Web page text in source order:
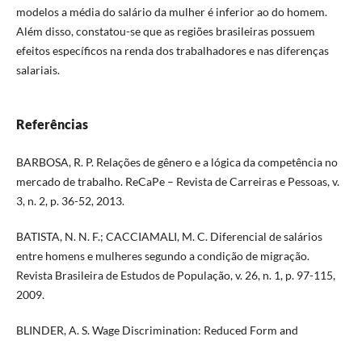
modelos a média do salário da mulher é inferior ao do homem.
Além disso, constatou-se que as regiões brasileiras possuem
efeitos específicos na renda dos trabalhadores e nas diferenças
salariais.
Referências
BARBOSA, R. P. Relações de gênero e a lógica da competência no
mercado de trabalho. ReCaPe – Revista de Carreiras e Pessoas, v.
3, n. 2, p. 36-52, 2013.
BATISTA, N. N. F.; CACCIAMALI, M. C. Diferencial de salários
entre homens e mulheres segundo a condição de migração.
Revista Brasileira de Estudos de População, v. 26, n. 1, p. 97-115,
2009.
BLINDER, A. S. Wage Discrimination: Reduced Form and